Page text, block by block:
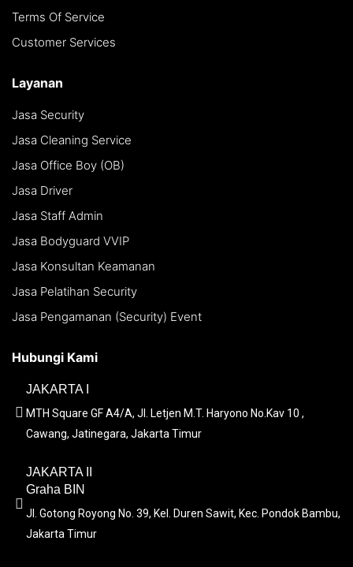
Terms Of Service
Customer Services
Layanan
Jasa Security
Jasa Cleaning Service
Jasa Office Boy (OB)
Jasa Driver
Jasa Staff Admin
Jasa Bodyguard VVIP
Jasa Konsultan Keamanan
Jasa Pelatihan Security
Jasa Pengamanan (Security) Event
Hubungi Kami
JAKARTA I
MTH Square GF A4/A, Jl. Letjen M.T. Haryono No.Kav 10 ,
Cawang, Jatinegara, Jakarta Timur
JAKARTA II
Graha BIN
Jl. Gotong Royong No. 39, Kel. Duren Sawit, Kec. Pondok Bambu,
Jakarta Timur